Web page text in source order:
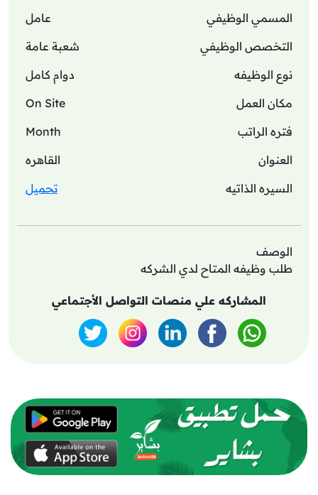
المسمي الوظيفي
عامل
التخصص الوظيفي
شعبة عامة
نوع الوظيفه
دوام كامل
مكان العمل
On Site
فتره الراتب
Month
العنوان
القاهره
السيره الذاتيه
تحميل
الوصف
طلب وظيفه المتاح لدي الشركه
المشاركه علي منصات التواصل الأجتماعي